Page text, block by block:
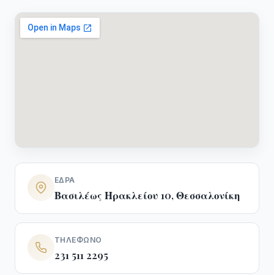
ΈΔΡΑ
Βασιλέως Ηρακλείου 10, Θεσσαλονίκη
ΤΗΛΈΦΩΝΟ
231 511 2295